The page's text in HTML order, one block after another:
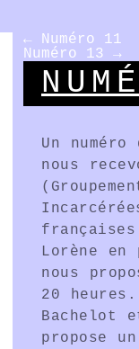
← Numéro 11
Numéro 13 →
Un
nous
Lorène
nous
20
Bachelot
propose